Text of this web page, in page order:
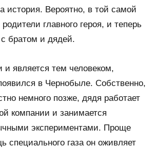
история. Вероятно, в той самой
главного героя, и теперь
братом и дядей.
является тем человеком,
в Чернобыле. Собственно,
немного позже, дядя работает
компании и занимается
экспериментами. Проще
специального газа он оживляет